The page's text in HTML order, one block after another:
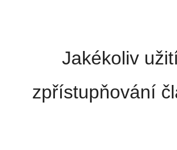
Jakékoliv
zpřístupňování